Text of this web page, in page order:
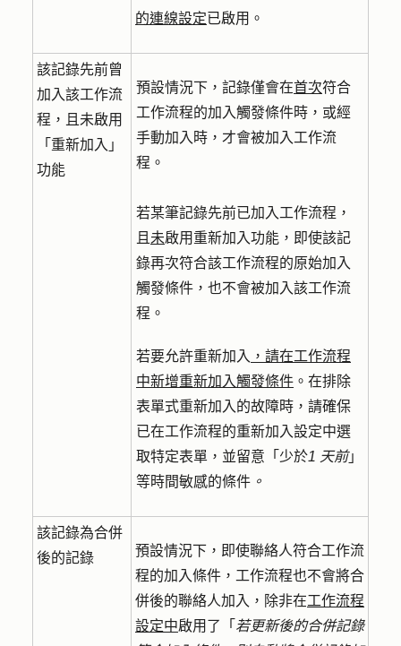
的連線設定已啟用。
該記錄先前曾
加入該工作流
程，且未啟用
「重新加入」
功能
預設情況下，記錄僅會在首次符合
工作流程的加入觸發條件時，或經
手動加入時，才會被加入工作流
程。
若某筆記錄先前已加入工作流程，
且 未啟用重新加入功能，即使該記
錄再次符合該工作流程的原始加入
觸發條件，也不會被加入該工作流
程。
若要允許重新加入 ，請在工作流程
中新增重新加入觸發條件 。在排除
表單式重新加入的故障時，請確保
已在工作流程的重新加入設定中選
取特定表單，並留意「少於1 天前」
等時間敏感的條件 。
該記錄為合併
後的記錄
預設情況下，即使聯絡人符合工作流
程的加入條件，工作流程也不會將合
併後的聯絡人加入，除非在工作流程
設定中啟用了「 若更新後的合併記錄